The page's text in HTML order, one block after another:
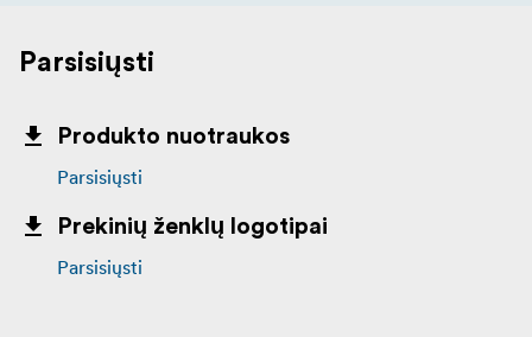
Parsisiųsti
Produkto nuotraukos
Parsisiųsti
Prekinių ženklų logotipai
Parsisiųsti